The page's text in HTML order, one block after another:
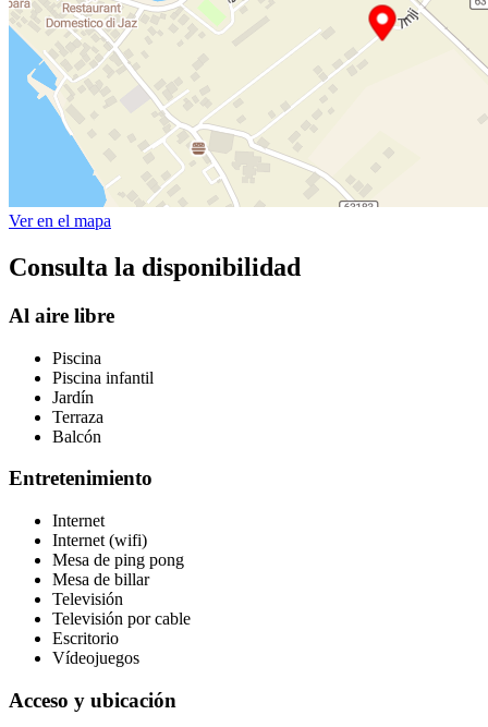
Ver en el mapa
Consulta la disponibilidad
Al aire libre
Piscina
Piscina infantil
Jardín
Terraza
Balcón
Entretenimiento
Internet
Internet (wifi)
Mesa de ping pong
Mesa de billar
Televisión
Televisión por cable
Escritorio
Vídeojuegos
Acceso y ubicación